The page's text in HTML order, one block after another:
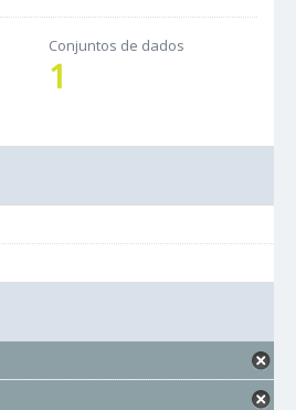
Conjuntos de dados
1